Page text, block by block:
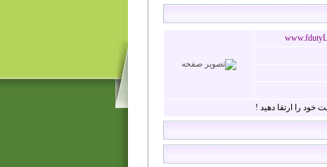
خود را ارتقا دهید !